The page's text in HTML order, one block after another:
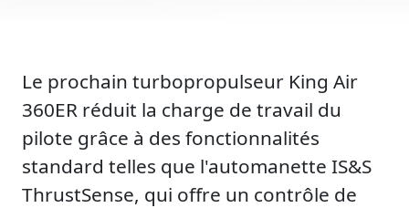
Le prochain turbopropulseur King Air
360ER réduit la charge de travail du
pilote grâce à des fonctionnalités
standard telles que l'automanette IS&S
ThrustSense, qui offre un contrôle de